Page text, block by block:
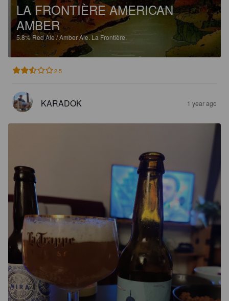
LA FRONTIÈRE AMERICAN
AMBER
5.8%Red Ale / Amber Ale. La Frontière.
2.5
KARADOK 1 year ago